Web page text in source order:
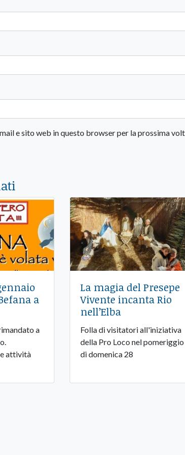
e sito web in questo browser per la prossima
a
a
attività
La magia del Presepe
Vivente incanta Rio
nell’Elba
Folla di visitatori all'iniziativa
della Pro Loco nel pomeriggio
di domenica 28